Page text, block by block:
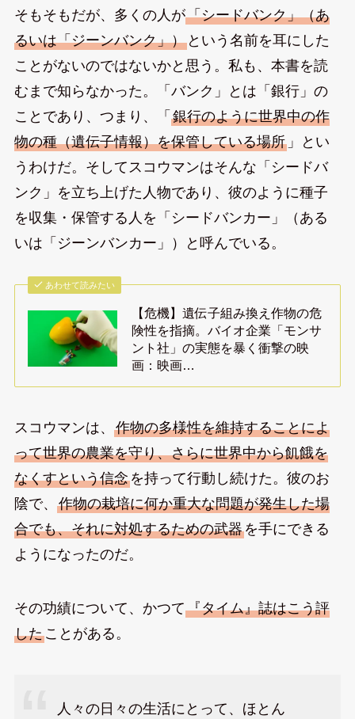
そもそもだが、多くの人が「シードバンク」（あ
るいは「ジーンバンク」）という名前を耳にした
ことがないのではないかと思う。私も、本書を読
むまで知らなかった。「バンク」とは「銀行」の
ことであり、つまり、「 銀行のように世界中の作
物の種（遺伝子情報）を保管している場所」とい
うわけだ。そしてスコウマンはそんな「シードバ
ンク」を立ち上げた人物であり、彼のように種子
を収集・保管する人を「シードバンカー」（ある
いは「ジーンバンカー」）と呼んでいる。
あわせて読みたい
【危機】遺伝子組み換え作物の危
険性を指摘。バイオ企業「モンサ
ント社」の実態を暴く衝撃の映
画：映画…
スコウマンは、 作物の多様性を維持することによ
って世界の農業を守り、さらに世界中から飢餓を
なくすという信念を持って行動し続けた。彼のお
陰で、 作物の栽培に何か重大な問題が発生した場
合でも、それに対処するための武器を手にできる
ようになったのだ。
その功績について、かつて『タイム』誌はこう評
したことがある。
人々の日々の生活にとって、ほとん